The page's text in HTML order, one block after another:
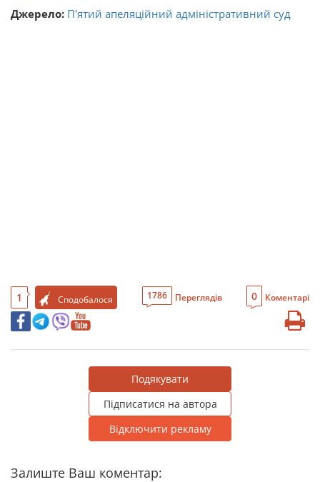
Джерело: П'ятий апеляційний адміністративний суд
1 Сподобалося 1786 Переглядів 0 Коментарі
Подякувати
Підписатися на автора
Відключити рекламу
Залиште Ваш коментар: